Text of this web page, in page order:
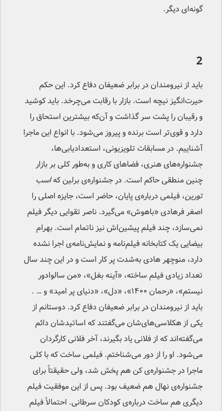
گونه‌ای دیگر.
2
باید از نیرومندان در برابر ضعیفان دفاع کرد. این حکم
حیرت‌انگیز نیچه است. بازار با رقابت می‌چرخد. باید کوشید
و رقیبان را پشت سر گذاشت و آن‌که بیشترین استحاق را
دارد و قوی‌تر است برنده و پیروز می‌شود. با انواع این ماجرا
آشناییم. در مسابقات تلویزیونی، استعدادیابی‌ها،
جشنواره‌های هنری، فضاهای کاری و به‌طور کلی بر بازار
چنین منطقی حاکم است. در جشنواره‌ی برلین کهاسب
تورین، فیلمی درباره‌ی پایان، حاضر است، جایزه اصلی را
اصغر فرهادی «باهوش» می‌گیرد. ناصر تقوایی دیگر فیلم
نمی‌سازد، چند فیلم پیشین‌اش نیز ناتمام است. بهرام
بیضایی یک کتابخانه فیلم‌نامه و نمایش‌نامه‌ی اجرا نشده
دارد، منوچهر هادی به‌شدت پر کار است و در این چند سال
تعداد زیادی فیلم ساخته، «آینه بغل»، «من سالوادور
نیستم»، «رحمان ۱۴۰۰»، «دل»، «دنیای پر امید» و … .
باید از نیرومندان در برابر ضعیفان دفاع کرد. دوستانم از
یکی از هکلاسی‌های‌شان می‌گفتند که اساتیدشان دائم
می‌گفته‌اند که از فلانی یاد بگیرند، آخر فلانی کارگردان
می‌شود. او را از دور می‌شناختم. فیلمی ساخت که با کلی
ماجرا در جشنواره‌ی کن هم پخش شد، ولی حقیقتاً برای
جشنواره‌ی نهال هم ضعیف بود. پس از این موفقیت فیلم
دیگری هم ساخت درباره‌ی کودکان سرطانی. احتمالاً فیلم